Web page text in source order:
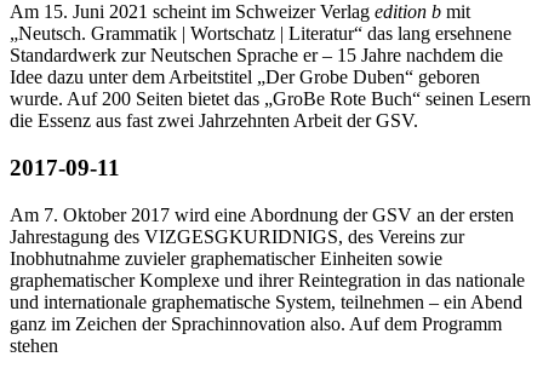
Am 15. Juni 2021 scheint im Schweizer Verlag edition b mit
„Neutsch. Grammatik | Wortschatz | Literatur“ das lang ersehnene
Standardwerk zur Neutschen Sprache er – 15 Jahre nachdem die
Idee dazu unter dem Arbeitstitel „Der Grobe Duben“ geboren
wurde. Auf 200 Seiten bietet das „GroBe Rote Buch“ seinen Lesern
die Essenz aus fast zwei Jahrzehnten Arbeit der GSV.
2017-09-11
Am 7. Oktober 2017 wird eine Abordnung der GSV an der ersten
Jahrestagung des VIZGESGKURIDNIGS, des Vereins zur
Inobhutnahme zuvieler graphematischer Einheiten sowie
graphematischer Komplexe und ihrer Reintegration in das nationale
und internationale graphematische System, teilnehmen – ein Abend
ganz im Zeichen der Sprachinnovation also. Auf dem Programm
stehen